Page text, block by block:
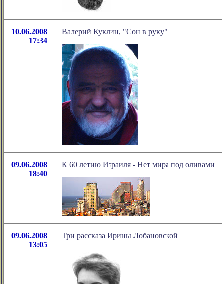
10.06.2008
17:34
Валерий Куклин, "Сон в руку"
09.06.2008
18:40
К 60 летию Израиля - Нет мира под оливами
09.06.2008
13:05
Три рассказа Ирины Лобановской